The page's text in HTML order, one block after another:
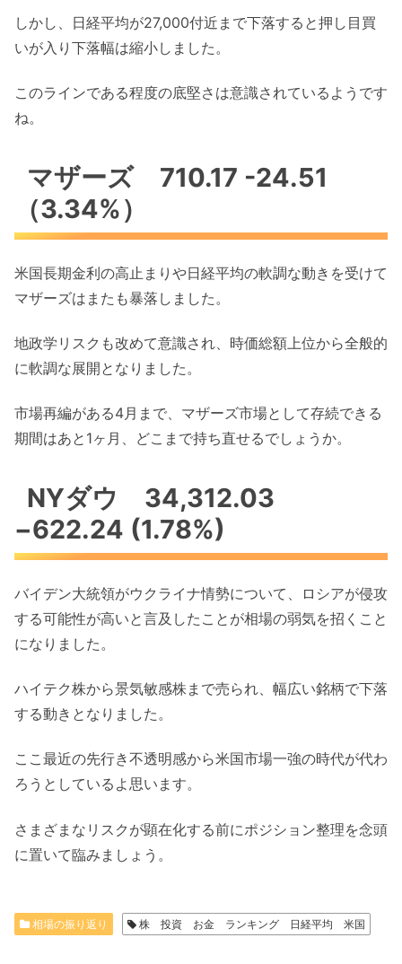
しかし、日経平均が27,000付近まで下落すると押し目買
いが入り下落幅は縮小しました。
このラインである程度の底堅さは意識されているようです
ね。
マザーズ 710.17 -24.51
（3.34%）
米国長期金利の高止まりや日経平均の軟調な動きを受けて
マザーズはまたも暴落しました。
地政学リスクも改めて意識され、時価総額上位から全般的
に軟調な展開となりました。
市場再編がある4月まで、マザーズ市場として存続できる
期間はあと1ヶ月、どこまで持ち直せるでしょうか。
NYダウ 34,312.03
−622.24 (1.78%)
バイデン大統領がウクライナ情勢について、ロシアが侵攻
する可能性が高いと言及したことが相場の弱気を招くこと
になりました。
ハイテク株から景気敏感株まで売られ、幅広い銘柄で下落
する動きとなりました。
ここ最近の先行き不透明感から米国市場一強の時代が代わ
ろうとしているよ思います。
さまざまなリスクが顕在化する前にポジション整理を念頭
に置いて臨みましょう。
相場の振り返り 株 投資 お金 ランキング 日経平均 米国